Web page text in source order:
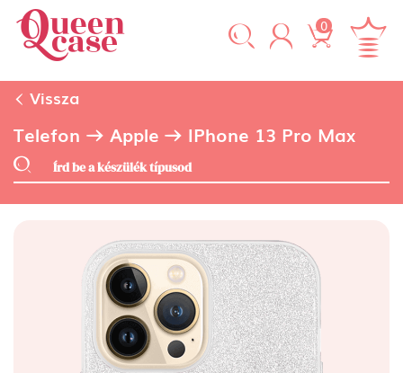
0
Vissza
Telefon Apple IPhone 13 Pro Max